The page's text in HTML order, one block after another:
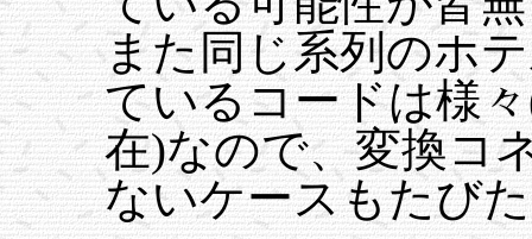
また同じ系列のホ
ているコードは様
在)なので、変換コ
ないケースもたび